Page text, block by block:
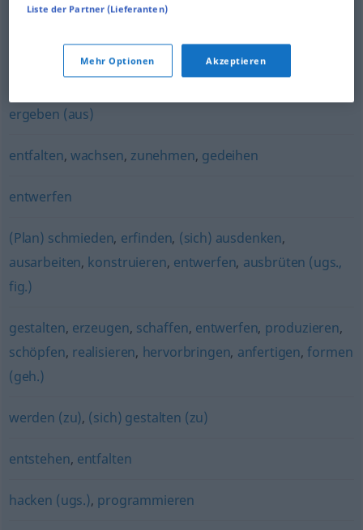
umsetzen
ergeben (aus)
entfalten, wachsen, zunehmen, gedeihen
entwerfen
(Plan) schmieden, erfinden, (sich) ausdenken,
ausarbeiten, konstruieren, entwerfen, ausbrüten (ugs.,
fig.)
gestalten, erzeugen, schaffen, entwerfen, produzieren,
schöpfen, realisieren, hervorbringen, anfertigen,formen
(geh.)
werden (zu), (sich) gestalten (zu)
entstehen, entfalten
hacken (ugs.), programmieren
Liste der Partner (Lieferanten)
Mehr Optionen Akzeptieren